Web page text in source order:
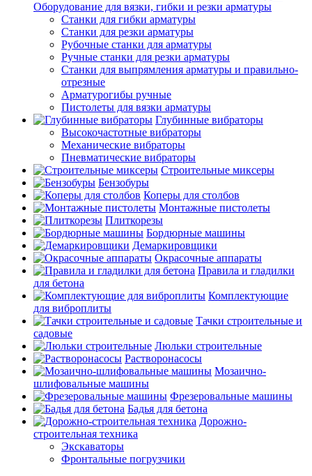
Оборудование для вязки, гибки и резки арматуры
Станки для гибки арматуры
Станки для резки арматуры
Рубочные станки для арматуры
Ручные станки для резки арматуры
Станки для выпрямления арматуры и правильно-
отрезные
Арматурогибы ручные
Пистолеты для вязки арматуры
Глубинные вибраторы
Высокочастотные вибраторы
Механические вибраторы
Пневматические вибраторы
Строительные миксеры
Бензобуры
Коперы для столбов
Монтажные пистолеты
Плиткорезы
Бордюрные машины
Демаркировщики
Окрасочные аппараты
Правила и гладилки
для бетона
Комплектующие
для виброплиты
Тачки строительные и
садовые
Люльки строительные
Растворонасосы
Мозаично-
шлифовальные машины
Фрезеровальные машины
Бадья для бетона
Дорожно-
строительная техника
Экскаваторы
Фронтальные погрузчики